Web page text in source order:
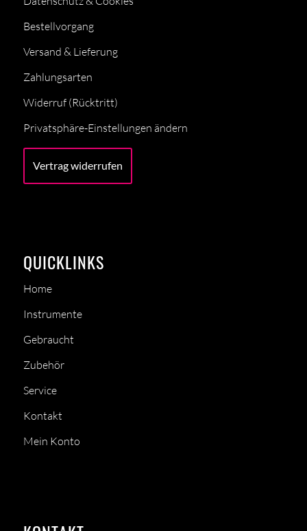
Bestellvorgang
Versand & Lieferung
Zahlungsarten
Widerruf (Rücktritt)
Privatsphäre-Einstellungen ändern
Vertrag widerrufen
QUICKLINKS
Home
Instrumente
Gebraucht
Zubehör
Service
Kontakt
Mein Konto